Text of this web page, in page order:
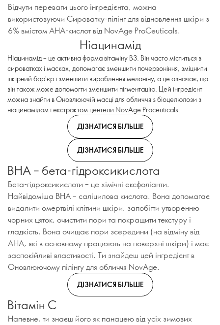
Відчути переваги цього інгредієнта, можна
використовуючи Сироватку-пілінг для відновлення шкіри з
6% вмістом AHA-кислот від NovAge ProCeuticals.
Ніацинамід
Ніацинамід – це активна форма вітаміну B3. Він часто міститься в
сироватках і масках, допомагає зменшити почервоніння, зміцнити
шкірний бар'єр і зменшити вироблення меланіну, а це означає, що
він також може допомогти зменшити пігментацію. Цей інгредієнт
можна знайти в Оновлюючій масці для обличчя з біоцелюлози з
ніацинамідом і екстрактом центели NovAge Proceuticals.
ДІЗНАТИСЯ БІЛЬШЕ
ДІЗНАТИСЯ БІЛЬШЕ
BHA – бета-гідроксикислота
Бета-гідроксикислоти – це хімічні ексфоліанти.
Найвідоміша BHA – саліцилова кислота. Вона допомагає
видалити омертвілі клітини шкіри, запобігти утворенню
чорних цяток, очистити пори та покращити текстуру і
гладкість. Вона очищає пори зсередини (на відміну від
AHA, які в основному працюють на поверхні шкіри) і має
заспокійливі властивості. Ти знайдеш цей інгредієнт в
Оновлюючому пілінгу для обличчя NovAge.
ДІЗНАТИСЯ БІЛЬШЕ
Вітамін C
Напевне, ти знаєш його як панацею від усіх зимових